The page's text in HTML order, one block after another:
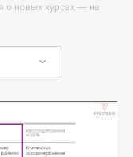
о новых курсах — на